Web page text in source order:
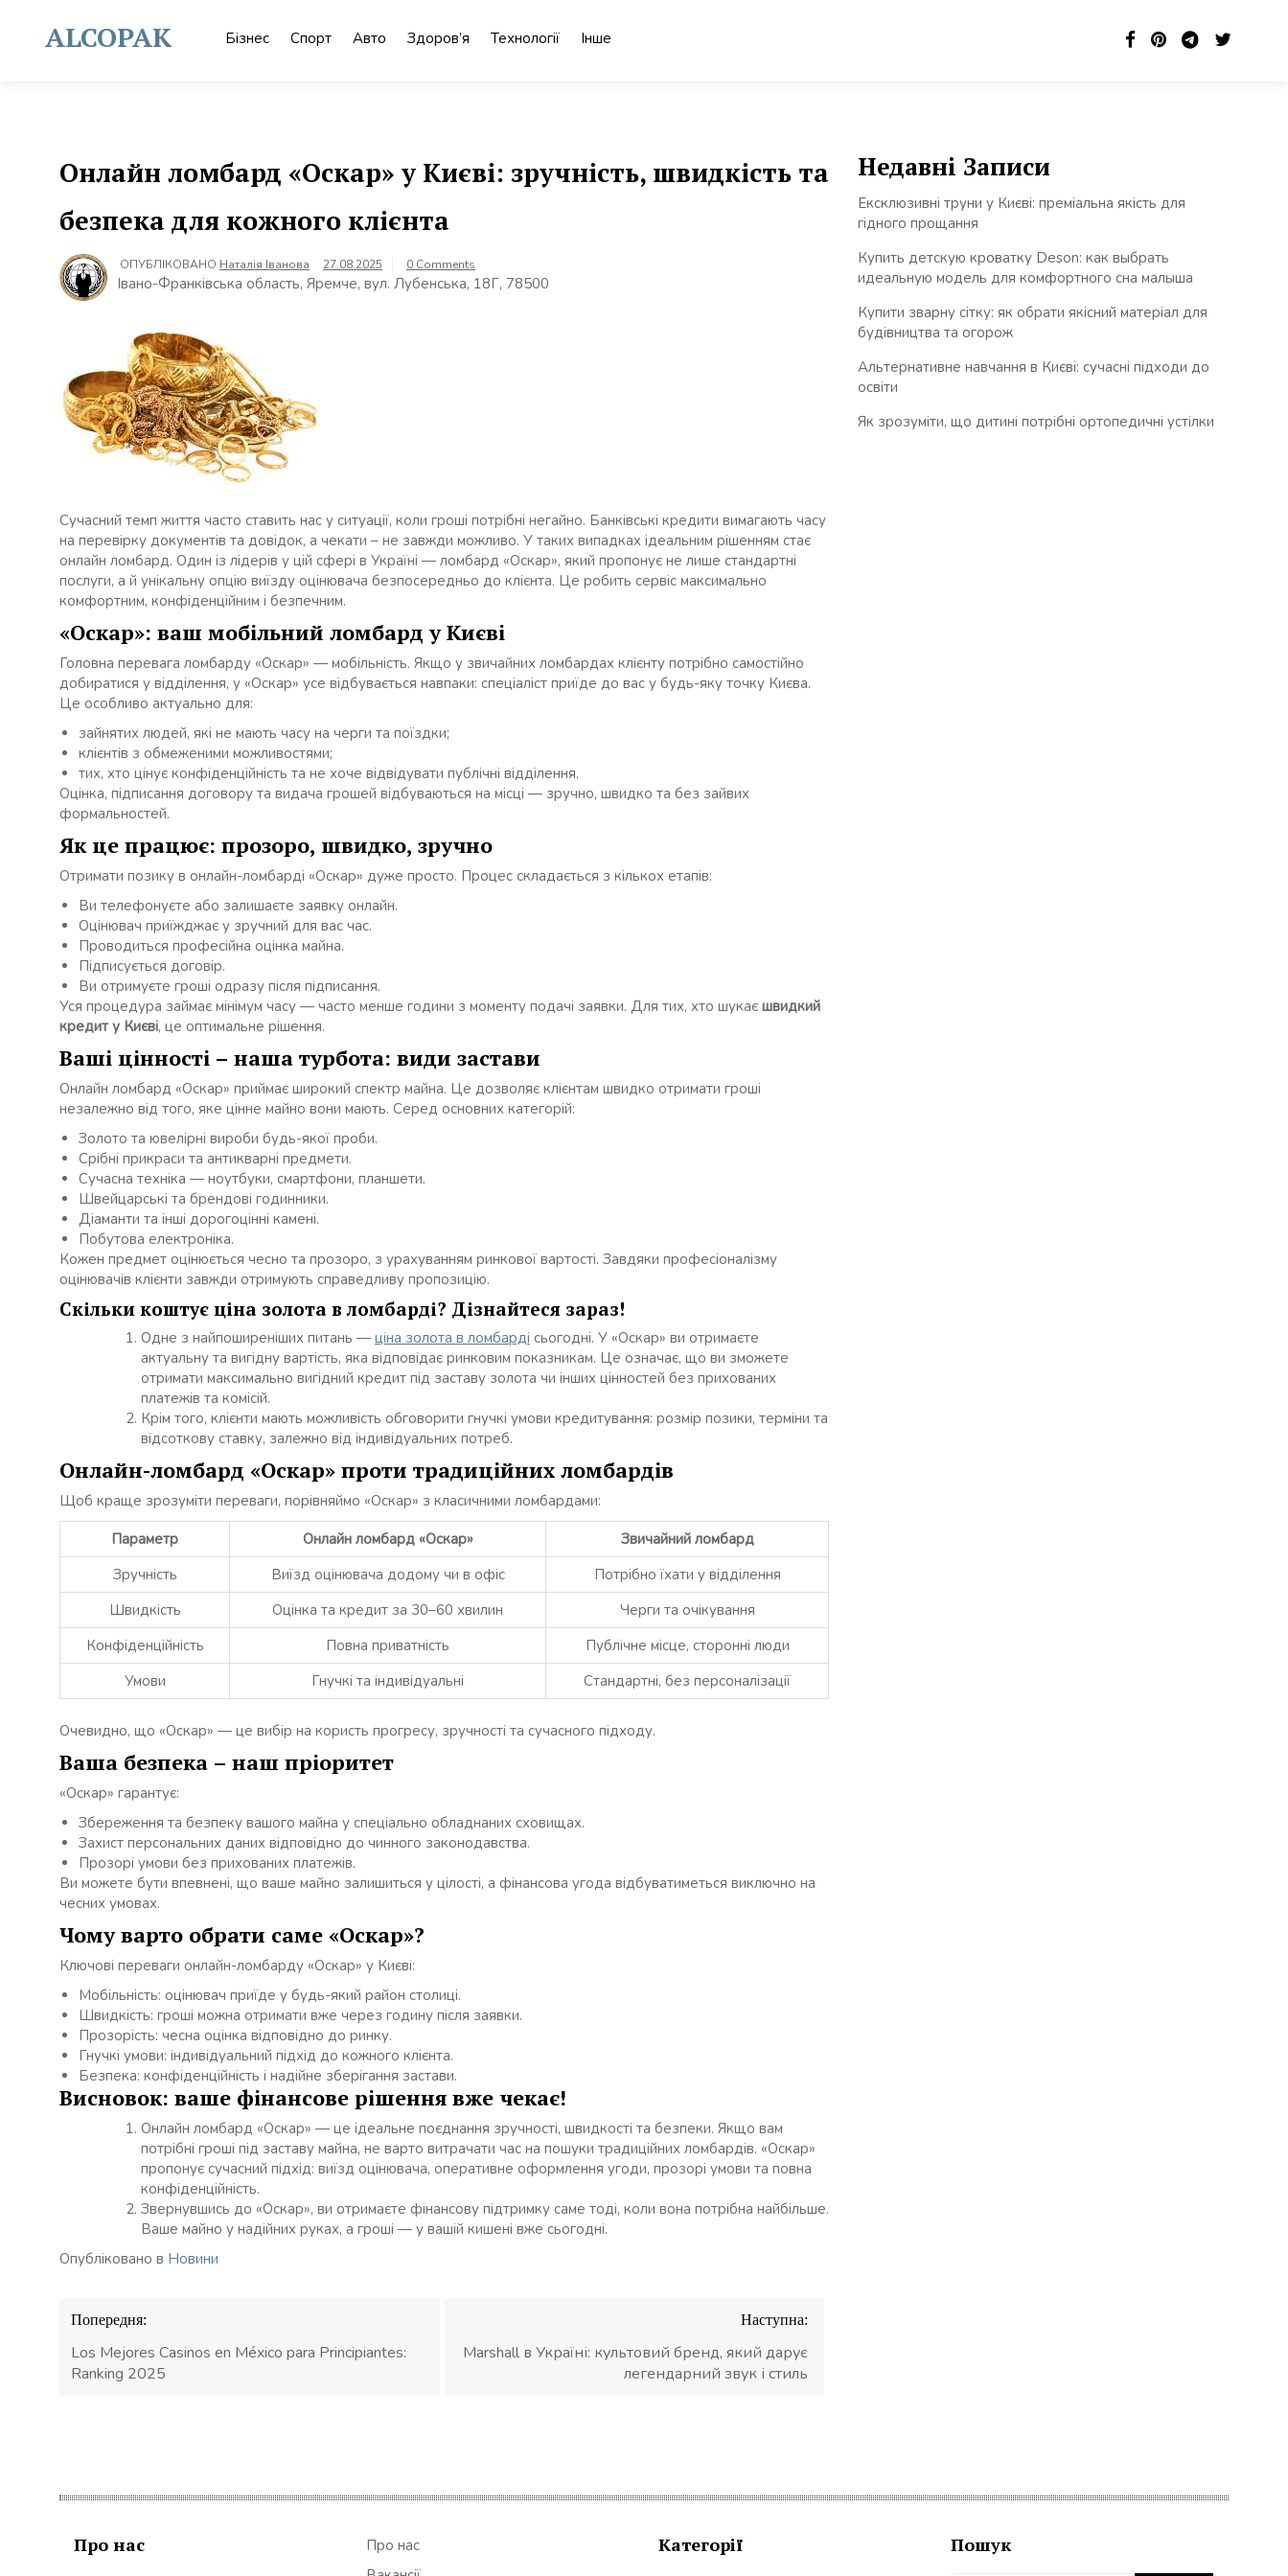
contentALCOPAK Бізнес Спорт Авто Здоров’я Технології Інше
Онлайн ломбард «Оскар» у Києві: зручність, швидкість та
безпека для кожного клієнта
ОПУБЛІКОВАНО Наталія Іванова 27.08.2025 0 Comments
Івано-Франківська область, Яремче, вул. Лубенська, 18Г, 78500
Сучасний темп життя часто ставить нас у ситуації, коли гроші потрібні негайно. Банківські кредити вимагають часу
на перевірку документів та довідок, а чекати – не завжди можливо. У таких випадках ідеальним рішенням стає
онлайн ломбард. Один із лідерів у цій сфері в Україні — ломбард «Оскар», який пропонує не лише стандартні
послуги, а й унікальну опцію виїзду оцінювача безпосередньо до клієнта. Це робить сервіс максимально
комфортним, конфіденційним і безпечним.
«Оскар»: ваш мобільний ломбард у Києві
Головна перевага ломбарду «Оскар» — мобільність. Якщо у звичайних ломбардах клієнту потрібно самостійно
добиратися у відділення, у «Оскар» усе відбувається навпаки: спеціаліст приїде до вас у будь-яку точку Києва.
Це особливо актуально для:
зайнятих людей, які не мають часу на черги та поїздки;
клієнтів з обмеженими можливостями;
тих, хто цінує конфіденційність та не хоче відвідувати публічні відділення.
Оцінка, підписання договору та видача грошей відбуваються на місці — зручно, швидко та без зайвих
формальностей.
Як це працює: прозоро, швидко, зручно
Отримати позику в онлайн-ломбарді «Оскар» дуже просто. Процес складається з кількох етапів:
Ви телефонуєте або залишаєте заявку онлайн.
Оцінювач приїжджає у зручний для вас час.
Проводиться професійна оцінка майна.
Підписується договір.
Ви отримуєте гроші одразу після підписання.
Уся процедура займає мінімум часу — часто менше години з моменту подачі заявки. Для тих, хто шукає швидкий
кредит у Києві, це оптимальне рішення.
Ваші цінності – наша турбота: види застави
Онлайн ломбард «Оскар» приймає широкий спектр майна. Це дозволяє клієнтам швидко отримати гроші
незалежно від того, яке цінне майно вони мають. Серед основних категорій:
Золото та ювелірні вироби будь-якої проби.
Срібні прикраси та антикварні предмети.
Сучасна техніка — ноутбуки, смартфони, планшети.
Швейцарські та брендові годинники.
Діаманти та інші дорогоцінні камені.
Побутова електроніка.
Кожен предмет оцінюється чесно та прозоро, з урахуванням ринкової вартості. Завдяки професіоналізму
оцінювачів клієнти завжди отримують справедливу пропозицію.
Скільки коштує ціна золота в ломбарді? Дізнайтеся зараз!
Одне з найпоширеніших питань — ціна золота в ломбарді сьогодні. У «Оскар» ви отримаєте
актуальну та вигідну вартість, яка відповідає ринковим показникам. Це означає, що ви зможете
отримати максимально вигідний кредит під заставу золота чи інших цінностей без прихованих
платежів та комісій.
Крім того, клієнти мають можливість обговорити гнучкі умови кредитування: розмір позики, терміни та
відсоткову ставку, залежно від індивідуальних потреб.
Онлайн-ломбард «Оскар» проти традиційних ломбардів
Щоб краще зрозуміти переваги, порівняймо «Оскар» з класичними ломбардами:
Параметр
Онлайн ломбард «Оскар»
Звичайний ломбард
Зручність
Виїзд оцінювача додому чи в офіс
Потрібно їхати у відділення
Швидкість
Оцінка та кредит за 30–60 хвилин
Черги та очікування
Конфіденційність
Повна приватність
Публічне місце, сторонні люди
Умови
Гнучкі та індивідуальні Стандартні, без персоналізації
Очевидно, що «Оскар» — це вибір на користь прогресу, зручності та сучасного підходу.
Ваша безпека – наш пріоритет
«Оскар» гарантує:
Збереження та безпеку вашого майна у спеціально обладнаних сховищах.
Захист персональних даних відповідно до чинного законодавства.
Прозорі умови без прихованих платежів.
Ви можете бути впевнені, що ваше майно залишиться у цілості, а фінансова угода відбуватиметься виключно на
чесних умовах.
Чому варто обрати саме «Оскар»?
Ключові переваги онлайн-ломбарду «Оскар» у Києві:
Мобільність: оцінювач приїде у будь-який район столиці.
Швидкість: гроші можна отримати вже через годину після заявки.
Прозорість: чесна оцінка відповідно до ринку.
Гнучкі умови: індивідуальний підхід до кожного клієнта.
Безпека: конфіденційність і надійне зберігання застави.
Висновок: ваше фінансове рішення вже чекає!
Онлайн ломбард «Оскар» — це ідеальне поєднання зручності, швидкості та безпеки. Якщо вам
потрібні гроші під заставу майна, не варто витрачати час на пошуки традиційних ломбардів. «Оскар»
пропонує сучасний підхід: виїзд оцінювача, оперативне оформлення угоди, прозорі умови та повна
конфіденційність.
Звернувшись до «Оскар», ви отримаєте фінансову підтримку саме тоді, коли вона потрібна найбільше.
Ваше майно у надійних руках, а гроші — у вашій кишені вже сьогодні.
Опубліковано в Новини
Навігація
записів
Попередня:
Los Mejores Casinos en México para Principiantes:
Ranking 2025
Наступна:
Marshall в Україні: культовий бренд, який дарує
легендарний звук і стиль
Недавні Записи
Ексклюзивні труни у Києві: преміальна якість для
гідного прощання
Купить детскую кроватку Deson: как выбрать
идеальную модель для комфортного сна малыша
Купити зварну сітку: як обрати якісний матеріал для
будівництва та огорож
Альтернативне навчання в Києві: сучасні підходи до
освіти
Як зрозуміти, що дитині потрібні ортопедичні устілки
Про нас
Про нас
Категорії Пошук